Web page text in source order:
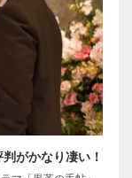
がかなり凄い！